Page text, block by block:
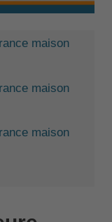
maison
maison
maison